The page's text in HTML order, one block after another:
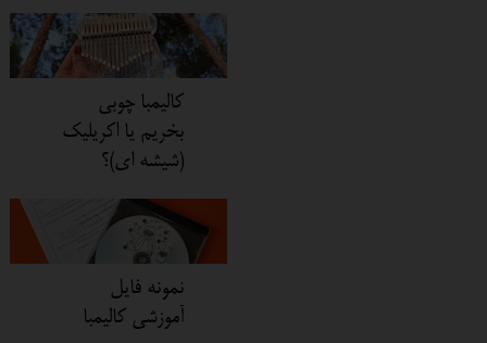
کالیمبا چوبی
بخریم یا اکریلیک
(شیشه ای)؟
نمونه فایل
آموزشی کالیمبا